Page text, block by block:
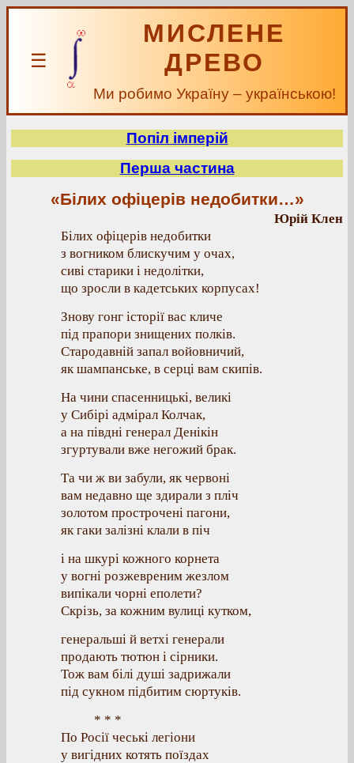
☰
МИСЛЕНЕ
ДРЕВО
Ми робимо Україну – українською!
Попіл імперій
Перша частина
«Білих офіцерів недобитки…»
Юрій Клен
Білих офіцерів недобитки
з вогником блискучим у очах,
сиві старики і недолітки,
що зросли в кадетських корпусах!
Знову гонг історії вас кличе
під прапори знищених полків.
Стародавній запал войовничий,
як шампанське, в серці вам скипів.
На чини спасенницькі, великі
у Сибірі адмірал Колчак,
а на півдні генерал Денікін
згуртували вже негожий брак.
Та чи ж ви забули, як червоні
вам недавно ще здирали з пліч
золотом прострочені пагони,
як гаки залізні клали в піч
і на шкурі кожного корнета
у вогні розжевреним жезлом
випікали чорні еполети?
Скрізь, за кожним вулиці кутком,
генеральші й ветхі генерали
продають тютюн і сірники.
Тож вам білі душі задрижали
під сукном підбитим сюртуків.
* * *
По Росії чеські легіони
у вигідних котять поїздах